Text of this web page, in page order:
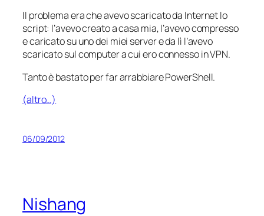
Il problema era che avevo scaricato da Internet lo
script: l’avevo creato a casa mia, l’avevo compresso
e caricato su uno dei miei server e da lì l’avevo
scaricato sul computer a cui ero connesso in VPN.
Tanto è bastato per far arrabbiare PowerShell.
(altro…)
06/09/2012
Nishang